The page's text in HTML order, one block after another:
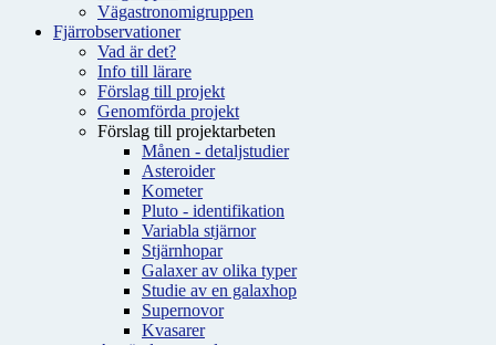
Vägastronomigruppen
Fjärrobservationer
Vad är det?
Info till lärare
Förslag till projekt
Genomförda projekt
Förslag till projektarbeten
Månen - detaljstudier
Asteroider
Kometer
Pluto - identifikation
Variabla stjärnor
Stjärnhopar
Galaxer av olika typer
Studie av en galaxhop
Supernovor
Kvasarer